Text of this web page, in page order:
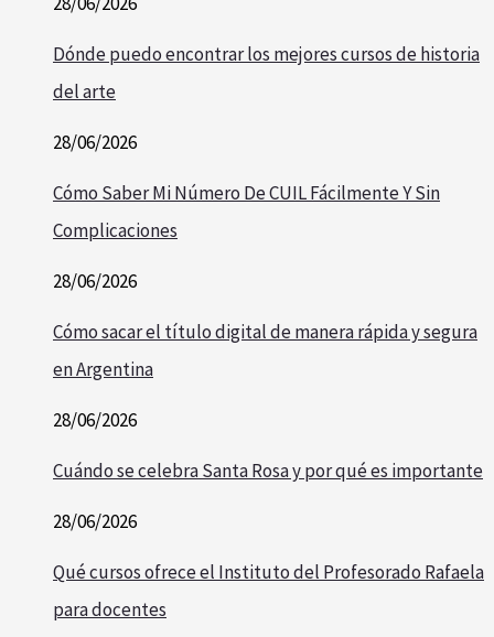
Dónde puedo encontrar los mejores cursos de historia
del arte
28/06/2026
Cómo Saber Mi Número De CUIL Fácilmente Y Sin
Complicaciones
28/06/2026
Cómo sacar el título digital de manera rápida y segura
en Argentina
28/06/2026
Cuándo se celebra Santa Rosa y por qué es importante
28/06/2026
Qué cursos ofrece el Instituto del Profesorado Rafaela
para docentes